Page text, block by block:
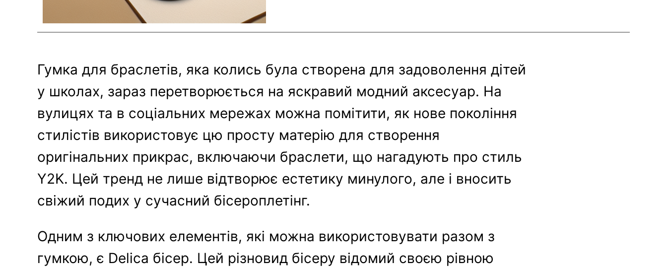
Гумка для браслетів, яка колись була створена для задоволення дітей
у школах, зараз перетворюється на яскравий модний аксесуар. На
вулицях та в соціальних мережах можна помітити, як нове покоління
стилістів використовує цю просту матерію для створення
оригінальних прикрас, включаючи браслети, що нагадують про стиль
Y2K. Цей тренд не лише відтворює естетику минулого, але і вносить
свіжий подих у сучасний бісероплетінг.
Одним з ключових елементів, які можна використовувати разом з
гумкою, є Delica бісер. Цей різновид бісеру відомий своєю рівною